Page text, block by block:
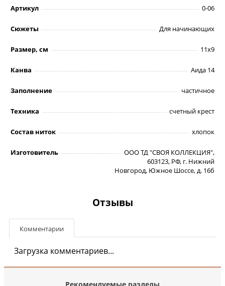
Артикул 0-06
Сюжеты Для начинающих
Размер, см 11х9
Канва Аида 14
Заполнение частичное
Техника счетный крест
Состав ниток хлопок
Изготовитель
ООО ТД "СВОЯ КОЛЛЕКЦИЯ",
603123, РФ, г. Нижний
Новгород, Южное Шоссе, д. 16б
Отзывы
Комментарии
Загрузка комментариев...